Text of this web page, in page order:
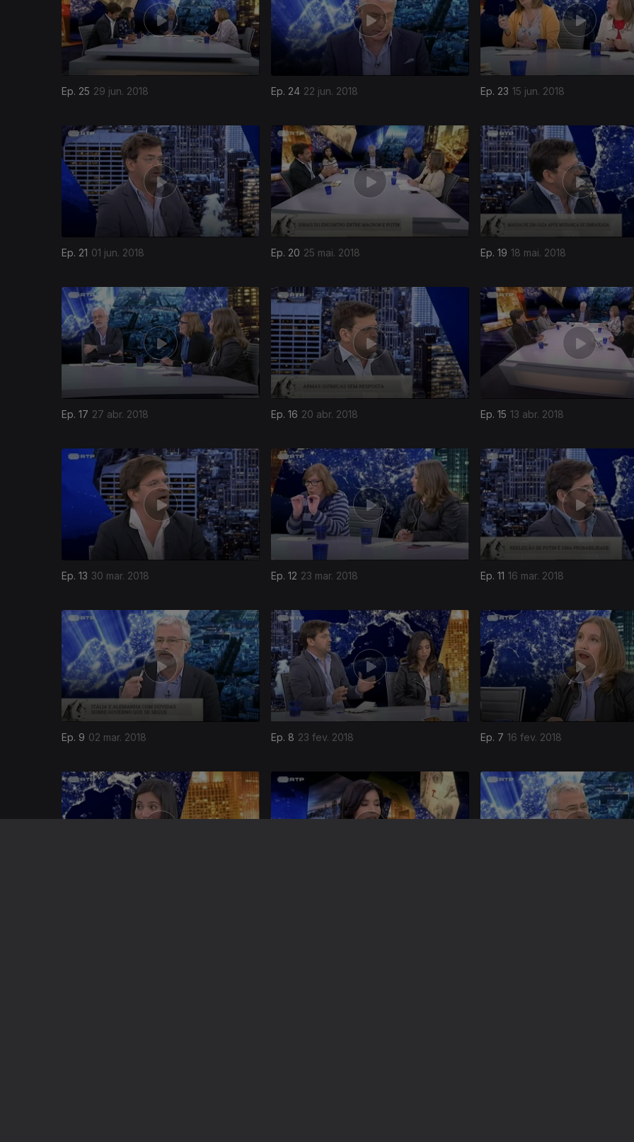
Ep. 25 29 jun. 2018 Ep. 24 22 jun. 2018 Ep. 23 15 jun. 2018
Ep. 21 01 jun. 2018 Ep. 20 25 mai. 2018 Ep. 19 18 mai. 2018
345009
Ep. 17 27 abr. 2018 Ep. 16 20 abr. 2018 Ep. 15 13 abr. 2018
Ep. 13 30 mar. 2018 Ep. 12 23 mar. 2018 Ep. 11 16 mar. 2018
Ep. 9 02 mar. 2018 Ep. 8 23 fev. 2018 Ep. 7 16 fev. 2018
330479